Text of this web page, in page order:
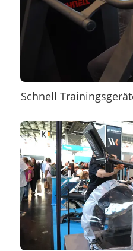
Schnell